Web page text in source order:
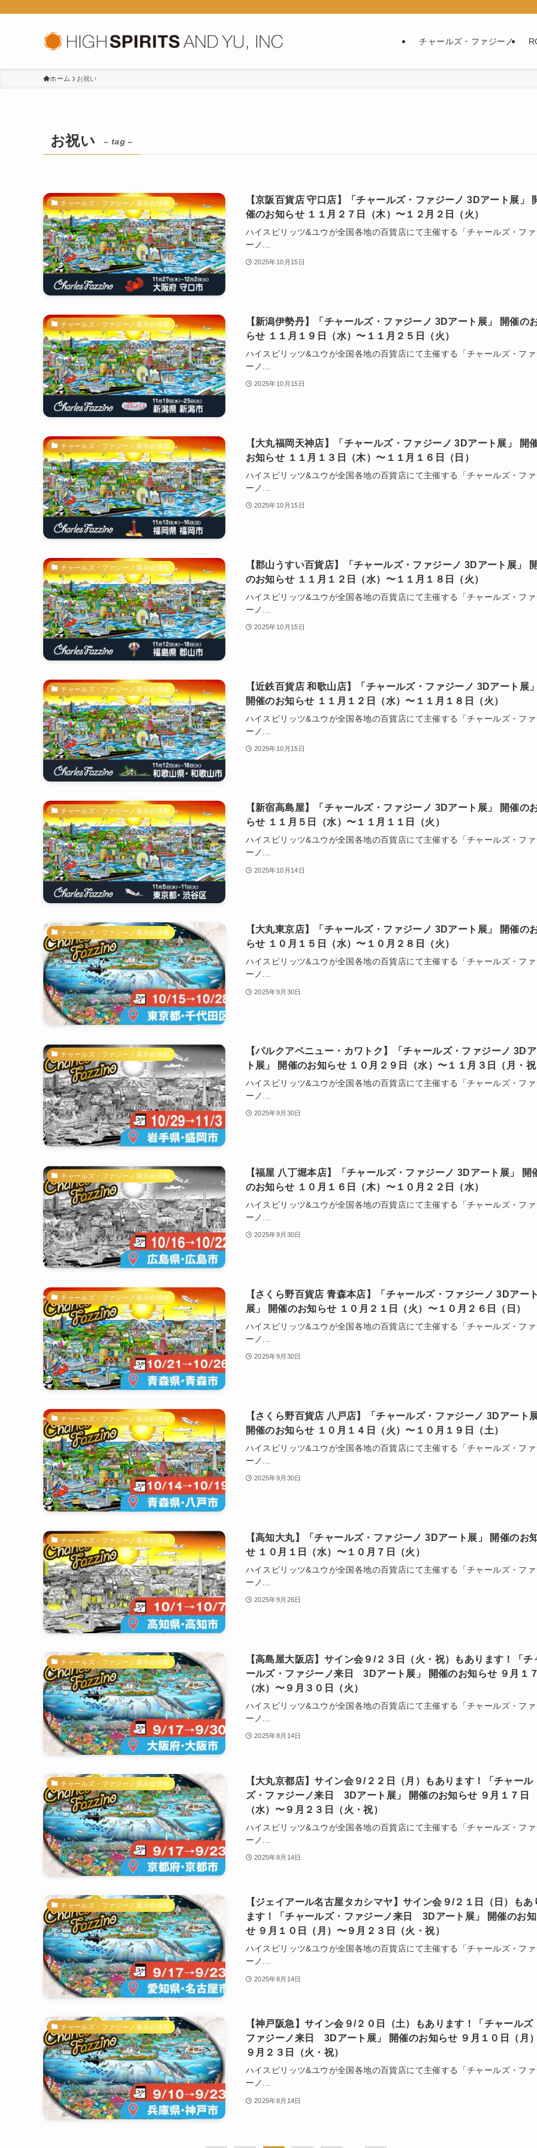
チャールズ・ファジーノ
ホーム お祝い
お祝い – tag –
チャールズ・ファジーノ展示会情報
【京阪百貨店 守口店】「チャールズ・ファジーノ 3Dアート展」
催のお知らせ １１月２７日（木）〜１２月２日（火）
ハイスピリッツ&ユウが全国各地の百貨店にて主催する「チャールズ・ファ
ーノ...
2025年10月15日
チャールズ・ファジーノ展示会情報
【新潟伊勢丹】「チャールズ・ファジーノ 3Dアート展」 開催の
らせ １１月１９日（水）〜１１月２５日（火）
ハイスピリッツ&ユウが全国各地の百貨店にて主催する「チャールズ・ファ
ーノ...
2025年10月15日
チャールズ・ファジーノ展示会情報
【大丸福岡天神店】「チャールズ・ファジーノ 3Dアート展」 開
お知らせ １１月１３日（木）〜１１月１６日（日）
ハイスピリッツ&ユウが全国各地の百貨店にて主催する「チャールズ・ファ
ーノ...
2025年10月15日
チャールズ・ファジーノ展示会情報
【郡山うすい百貨店】「チャールズ・ファジーノ 3Dアート展」
のお知らせ １１月１２日（水）〜１１月１８日（火）
ハイスピリッツ&ユウが全国各地の百貨店にて主催する「チャールズ・ファ
ーノ...
2025年10月15日
チャールズ・ファジーノ展示会情報
【近鉄百貨店 和歌山店】「チャールズ・ファジーノ 3Dアート展」
開催のお知らせ １１月１２日（水）〜１１月１８日（火）
ハイスピリッツ&ユウが全国各地の百貨店にて主催する「チャールズ・ファ
ーノ...
2025年10月15日
チャールズ・ファジーノ展示会情報
【新宿高島屋】「チャールズ・ファジーノ 3Dアート展」 開催の
らせ １１月５日（水）〜１１月１１日（火）
ハイスピリッツ&ユウが全国各地の百貨店にて主催する「チャールズ・ファ
ーノ...
2025年10月14日
チャールズ・ファジーノ展示会情報
【大丸東京店】「チャールズ・ファジーノ 3Dアート展」 開催の
らせ １０月１５日（水）〜１０月２８日（火）
ハイスピリッツ&ユウが全国各地の百貨店にて主催する「チャールズ・ファ
ーノ...
2025年9月30日
チャールズ・ファジーノ展示会情報
【パルクアベニュー・カワトク】「チャールズ・ファジーノ 3D
ト展」 開催のお知らせ １０月２９日（水）〜１１月３日（月・祝
ハイスピリッツ&ユウが全国各地の百貨店にて主催する「チャールズ・ファ
ーノ...
2025年9月30日
チャールズ・ファジーノ展示会情報
【福屋 八丁堀本店】「チャールズ・ファジーノ 3Dアート展」 開
のお知らせ １０月１６日（木）〜１０月２２日（水）
ハイスピリッツ&ユウが全国各地の百貨店にて主催する「チャールズ・ファ
ーノ...
2025年9月30日
チャールズ・ファジーノ展示会情報
【さくら野百貨店 青森本店】「チャールズ・ファジーノ 3Dアート
展」 開催のお知らせ １０月２１日（火）〜１０月２６日（日）
ハイスピリッツ&ユウが全国各地の百貨店にて主催する「チャールズ・ファ
ーノ...
2025年9月30日
チャールズ・ファジーノ展示会情報
【さくら野百貨店 八戸店】「チャールズ・ファジーノ 3Dアート展
開催のお知らせ １０月１４日（火）〜１０月１９日（土）
ハイスピリッツ&ユウが全国各地の百貨店にて主催する「チャールズ・ファ
ーノ...
2025年9月30日
チャールズ・ファジーノ展示会情報
【高知大丸】「チャールズ・ファジーノ 3Dアート展」 開催のお
せ １０月１日（水）〜１０月７日（火）
ハイスピリッツ&ユウが全国各地の百貨店にて主催する「チャールズ・ファ
ーノ...
2025年9月26日
チャールズ・ファジーノ展示会情報
【高島屋大阪店】サイン会９/２３日（火・祝）もあります！「チ
ールズ・ファジーノ来日 3Dアート展」 開催のお知らせ ９月１
（水）〜９月３０日（火）
ハイスピリッツ&ユウが全国各地の百貨店にて主催する「チャールズ・ファ
ーノ...
2025年8月14日
チャールズ・ファジーノ展示会情報
【大丸京都店】サイン会９/２２日（月）もあります！「チャール
ズ・ファジーノ来日 3Dアート展」 開催のお知らせ ９月１７日
（水）〜９月２３日（火・祝）
ハイスピリッツ&ユウが全国各地の百貨店にて主催する「チャールズ・ファ
ーノ...
2025年8月14日
チャールズ・ファジーノ展示会情報
【ジェイアール名古屋タカシマヤ】サイン会９/２１日（日）もあ
ます！「チャールズ・ファジーノ来日 3Dアート展」 開催のお知
せ ９月１０日（月）〜９月２３日（火・祝）
ハイスピリッツ&ユウが全国各地の百貨店にて主催する「チャールズ・ファ
ーノ...
2025年8月14日
チャールズ・ファジーノ展示会情報
【神戸阪急】サイン会９/２０日（土）もあります！「チャールズ
ファジーノ来日 3Dアート展」 開催のお知らせ ９月１０日（月
９月２３日（火・祝）
ハイスピリッツ&ユウが全国各地の百貨店にて主催する「チャールズ・ファ
ーノ...
2025年8月14日